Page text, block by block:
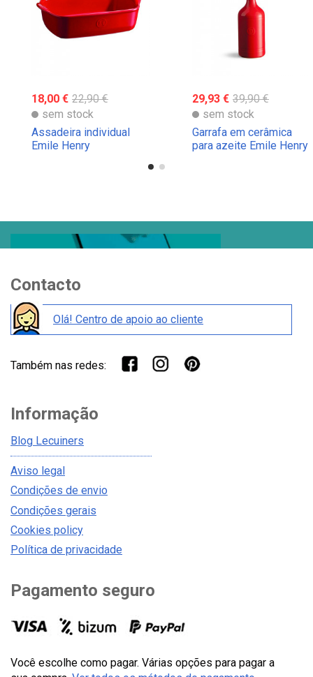
18,00 € 22,90 €
sem stock
Assadeira individual
Emile Henry
29,93 € 39,90 €
sem stock
Garrafa em cerâmica
para azeite Emile Henry
Contacto
Olá! Centro de apoio ao cliente
Também nas redes:
Informação
Blog Lecuiners
Aviso legal
Condições de envio
Condições gerais
Cookies policy
Política de privacidade
Pagamento seguro
Você escolhe como pagar. Várias opções para pagar a